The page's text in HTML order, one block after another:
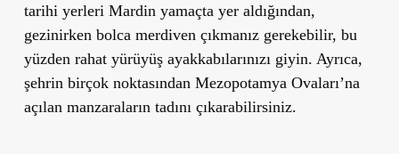
tarihi yerleri Mardin yamaçta yer aldığından,
gezinirken bolca merdiven çıkmanız gerekebilir, bu
yüzden rahat yürüyüş ayakkabılarınızı giyin. Ayrıca,
şehrin birçok noktasından Mezopotamya Ovaları’na
açılan manzaraların tadını çıkarabilirsiniz.